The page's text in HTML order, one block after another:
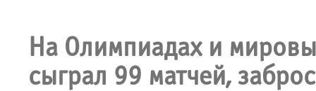
На Олимпиадах и
сыграл 99 матчей,